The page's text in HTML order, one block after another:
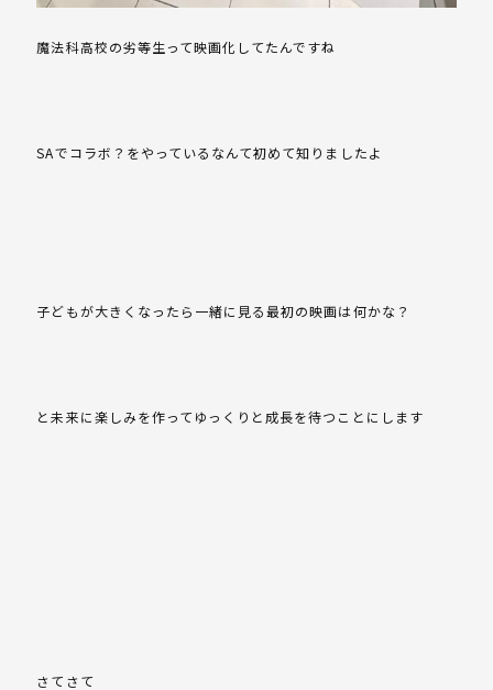
魔法科高校の劣等生って映画化してたんですね
SAでコラボ？をやっているなんて初めて知りましたよ
子どもが大きくなったら一緒に見る最初の映画は何かな？
と未来に楽しみを作ってゆっくりと成長を待つことにします
さてさて